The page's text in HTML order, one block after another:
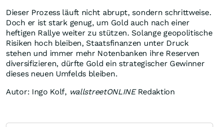
Dieser Prozess läuft nicht abrupt, sondern schrittweise.
Doch er ist stark genug, um Gold auch nach einer
heftigen Rallye weiter zu stützen. Solange geopolitische
Risiken hoch bleiben, Staatsfinanzen unter Druck
stehen und immer mehr Notenbanken ihre Reserven
diversifizieren, dürfte Gold ein strategischer Gewinner
dieses neuen Umfelds bleiben.
Autor: Ingo Kolf, wallstreetONLINERedaktion